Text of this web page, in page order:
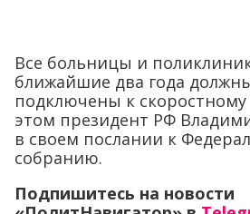
Все больницы и
ближайшие два года
подключены к
этом президент РФ
в своем послании к
собранию.
Подпишитесь на новости